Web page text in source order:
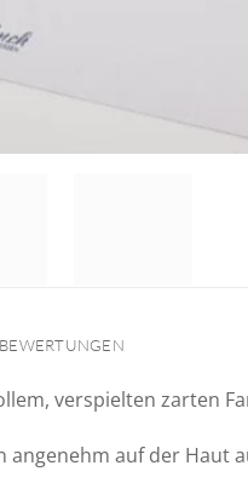
verspielten zarten
angenehm auf der Haut